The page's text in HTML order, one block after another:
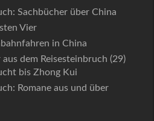
Sachbücher über China
Vier
in China
dem Reisesteinbruch (29)
bis Zhong Kui
Romane aus und über